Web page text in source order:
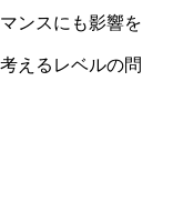
ンスにも影響を
えるレベルの問